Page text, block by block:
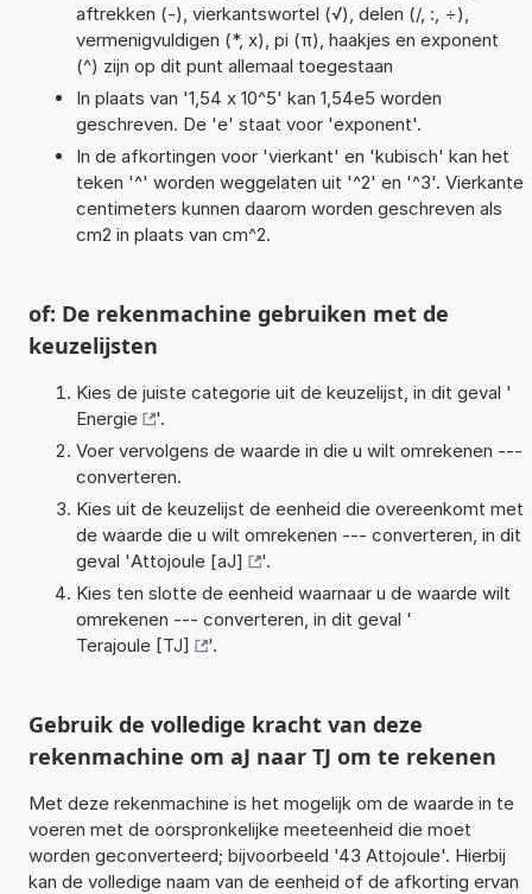
aftrekken (-), vierkantswortel (√), delen (/, :, ÷),
vermenigvuldigen (*, x), pi (π), haakjes en exponent
(^) zijn op dit punt allemaal toegestaan
In plaats van '1,54 x 10^5' kan 1,54e5 worden
geschreven. De 'e' staat voor 'exponent'.
In de afkortingen voor 'vierkant' en 'kubisch' kan het
teken '^' worden weggelaten uit '^2' en '^3'. Vierkante
centimeters kunnen daarom worden geschreven als
cm2 in plaats van cm^2.
of: De rekenmachine gebruiken met de
keuzelijsten
Kies de juiste categorie uit de keuzelijst, in dit geval '
Energie
'.
Voer vervolgens de waarde in die u wilt omrekenen ---
converteren.
Kies uit de keuzelijst de eenheid die overeenkomt met
de waarde die u wilt omrekenen --- converteren, in dit
geval 'Attojoule [aJ]
'.
Kies ten slotte de eenheid waarnaar u de waarde wilt
omrekenen --- converteren, in dit geval '
Terajoule [TJ]
'.
Gebruik de volledige kracht van deze
rekenmachine om aJ naar TJ om te rekenen
Met deze rekenmachine is het mogelijk om de waarde in te
voeren met de oorspronkelijke meeteenheid die moet
worden geconverteerd; bijvoorbeeld '43 Attojoule'. Hierbij
kan de volledige naam van de eenheid of de afkorting ervan